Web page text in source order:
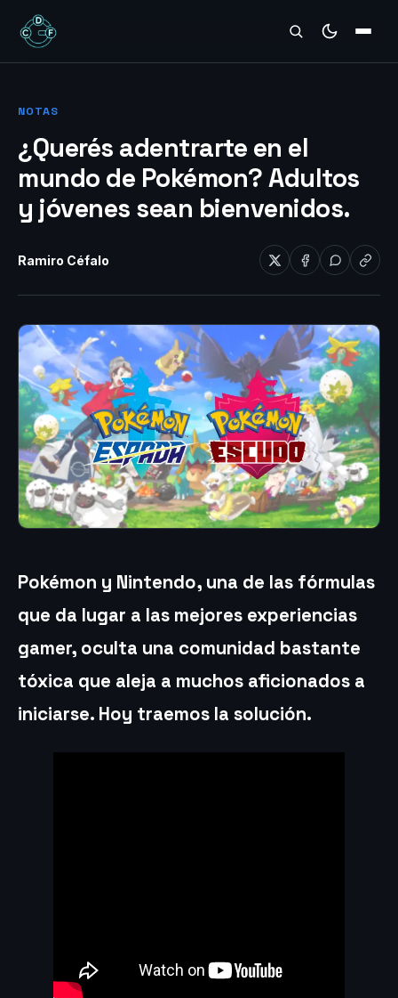
REVIEWS
NOTAS
¿Querés adentrarte en el
mundo de Pokémon? Adultos
y jóvenes sean bienvenidos.
Ramiro Céfalo
Pokémon y Nintendo, una de las fórmulas
que da lugar a las mejores experiencias
gamer, oculta una comunidad bastante
tóxica que aleja a muchos aficionados a
iniciarse. Hoy traemos la solución.